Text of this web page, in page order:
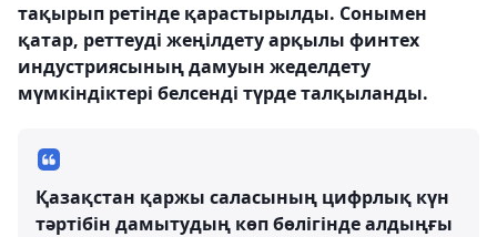
тақырып ретінде қарастырылды. Сонымен
қатар, реттеуді жеңілдету арқылы финтех
индустриясының дамуын жеделдету
мүмкіндіктері белсенді түрде талқыланды.
Қазақстан қаржы саласының цифрлық күн
тәртібін дамытудың көп бөлігінде алдыңғы